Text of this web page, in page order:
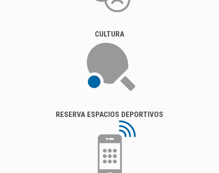
CULTURA
RESERVA ESPACIOS DEPORTIVOS